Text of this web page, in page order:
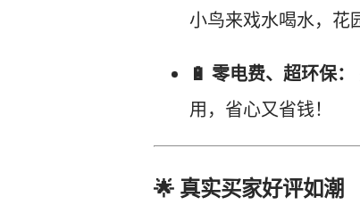
小鸟来戏水喝水，花
🔋 零电费、超环保：
用，省心又省钱！
🌟 真实买家好评如潮